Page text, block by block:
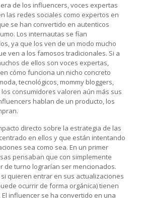
de los influencers, voces expertas
las redes sociales como expertos en
se han convertido en autenticos
Los internautas se fían
ya que los ven de un modo mucho
ven a los famosos tradicionales. Si a
de ellos son voces expertas,
cómo funciona un nicho concreto
tecnológicos, mommy bloggers,
los consumidores valoren aún más sus
hablan de un producto, los
directo sobre la estrategia de las
en ellos y que están intentando
sea como sea. En un primer
pensaban que con simplemente
de turno lograrían ser mencionados.
quieren entrar en sus actualizaciones
ocurrir de forma orgánica) tienen
influencer se ha convertido en una